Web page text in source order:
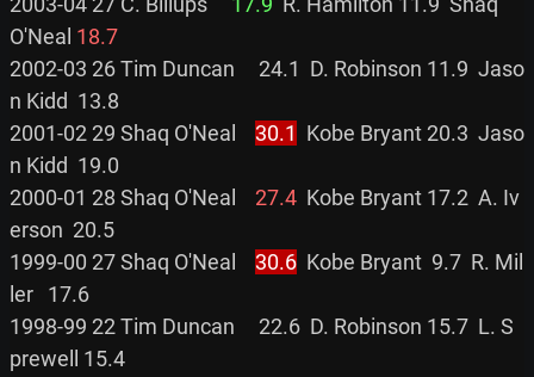
O'Neal 18.7
2002-03 26 Tim Duncan     24.1  D. Robinson 11.9  Jaso
n Kidd  13.8
2001-02 29 Shaq O'Neal 30.1
  Kobe Bryant 20.3  Jaso
n Kidd  19.0
2000-01 28 Shaq O'Neal 27.4
  Kobe Bryant 17.2  A. Iv
erson  20.5
1999-00 27 Shaq O'Neal 30.6
  Kobe Bryant  9.7  R. Mil
ler   17.6
1998-99 22 Tim Duncan     22.6  D. Robinson 15.7  L. S
prewell 15.4